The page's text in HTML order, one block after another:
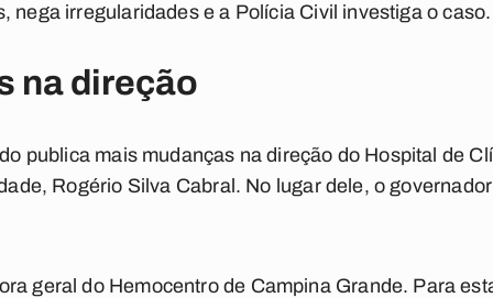
nega irregularidades e a Polícia Civil investiga o caso.
na direção
publica mais mudanças na direção do Hospital de
Rogério Silva Cabral. No lugar dele, o
geral do Hemocentro de Campina Grande. Para